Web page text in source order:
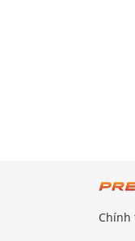
Chính